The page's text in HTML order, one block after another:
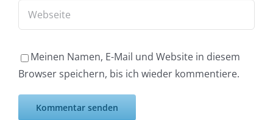
Meinen Namen, E-Mail und Website in diesem
Browser speichern, bis ich wieder kommentiere.